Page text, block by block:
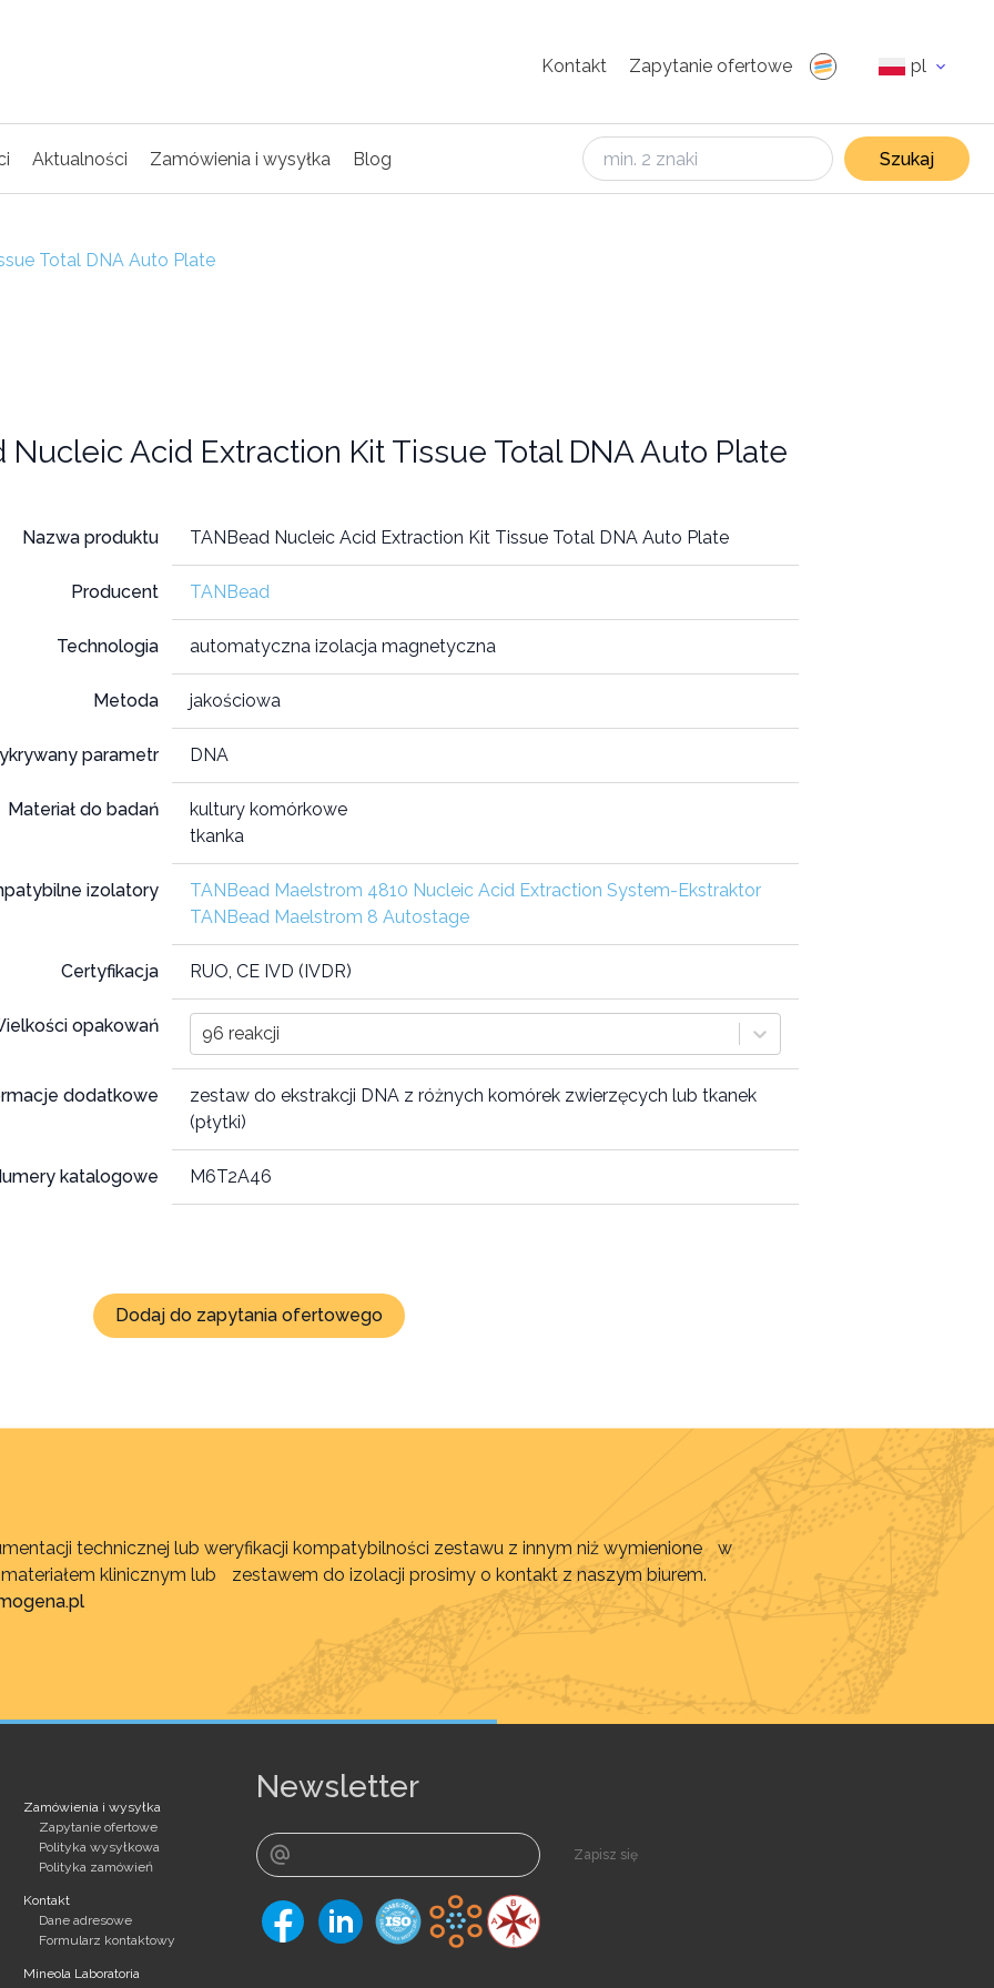
Kontakt Zapytanie ofertowe pl
Aktualności Zamówienia i wysyłka Blog Szukaj
Total DNA Auto Plate
Nucleic Acid Extraction Kit Tissue Total DNA Auto Plate
Nazwa produktu TANBead Nucleic Acid Extraction Kit Tissue Total DNA Auto Plate
Producent TANBead
Technologia automatyczna izolacja magnetyczna
Metoda jakościowa
parametr DNA
Materiał do badań
kultury komórkowe
tkanka
izolatory
TANBead Maelstrom 4810 Nucleic Acid Extraction System-Ekstraktor
TANBead Maelstrom 8 Autostage
Certyfikacja RUO, CE IVD (IVDR)
opakowań 96 reakcji
dodatkowe
zestaw do ekstrakcji DNA z różnych komórek zwierzęcych lub tkanek
(płytki)
katalogowe M6T2A46
Dodaj do zapytania ofertowego
technicznej lub weryfikacji kompatybilności zestawu z innym niż wymienione w
klinicznym lub zestawem do izolacji prosimy o kontakt z naszym biurem.
Zamówienia i wysyłka
Zapytanie ofertowe
Polityka wysyłkowa
Polityka zamówień
Kontakt
Dane adresowe
Formularz kontaktowy
Mineola Laboratoria
Newsletter
Zapisz się